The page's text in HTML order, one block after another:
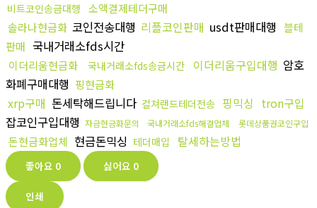
비트코인송금대행 소액결제테더구매
솔라나현금화 코인전송대행 리플코인판매 usdt판매대행 블테
판매 국내거래소fds시간
이더리움현금화 국내거래소fds송금시간 이더리움구입대행 암호
화폐구매대행 핑현금화
xrp구매 돈세탁해드립니다 컬쳐랜드테더전송 핑믹싱 tron구입
잡코인구입대행 자금현금화문의 국내거래소fds해결업체 롯데상품권코인구입
돈현금화업체 현금돈믹싱 테더매입 탈세하는방법
좋아요 0 싫어요 0
인쇄